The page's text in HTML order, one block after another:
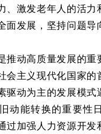
、激发老年人的活力
面发展，坚持问题导
动高质量发展的重
会主义现代化国家的
驱动为主的发展模式
动能转换的重要性
过加强人力资源开发